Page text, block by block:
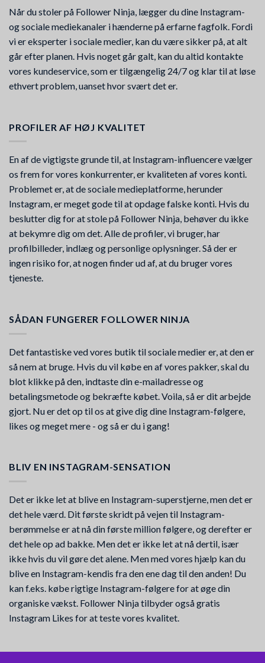
Når du stoler på Follower Ninja, lægger du dine Instagram-
og sociale mediekanaler i hænderne på erfarne fagfolk. Fordi
vi er eksperter i sociale medier, kan du være sikker på, at alt
går efter planen. Hvis noget går galt, kan du altid kontakte
vores kundeservice, som er tilgængelig 24/7 og klar til at løse
ethvert problem, uanset hvor svært det er.
PROFILER AF HØJ KVALITET
En af de vigtigste grunde til, at Instagram-influencere vælger
os frem for vores konkurrenter, er kvaliteten af vores konti.
Problemet er, at de sociale medieplatforme, herunder
Instagram, er meget gode til at opdage falske konti. Hvis du
beslutter dig for at stole på Follower Ninja, behøver du ikke
at bekymre dig om det. Alle de profiler, vi bruger, har
profilbilleder, indlæg og personlige oplysninger. Så der er
ingen risiko for, at nogen finder ud af, at du bruger vores
tjeneste.
SÅDAN FUNGERER FOLLOWER NINJA
Det fantastiske ved vores butik til sociale medier er, at den er
så nem at bruge. Hvis du vil købe en af vores pakker, skal du
blot klikke på den, indtaste din e-mailadresse og
betalingsmetode og bekræfte købet. Voila, så er dit arbejde
gjort. Nu er det op til os at give dig dine Instagram-følgere,
likes og meget mere - og så er du i gang!
BLIV EN INSTAGRAM-SENSATION
Det er ikke let at blive en Instagram-superstjerne, men det er
det hele værd. Dit første skridt på vejen til Instagram-
berømmelse er at nå din første million følgere, og derefter er
det hele op ad bakke. Men det er ikke let at nå dertil, især
ikke hvis du vil gøre det alene. Men med vores hjælp kan du
blive en Instagram-kendis fra den ene dag til den anden! Du
kan f.eks. købe rigtige Instagram-følgere for at øge din
organiske vækst. Follower Ninja tilbyder også gratis
Instagram Likes for at teste vores kvalitet.